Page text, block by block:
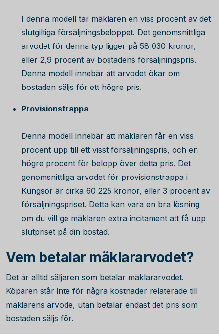
I denna modell tar mäklaren en viss procent av det
slutgiltiga försäljningsbeloppet. Det genomsnittliga
arvodet för denna typ ligger på 58 030 kronor,
eller 2,9 procent av bostadens försäljningspris.
Denna modell innebär att arvodet ökar om
bostaden säljs för ett högre pris.
Provisionstrappa
Denna modell innebär att mäklaren får en viss
procent upp till ett visst försäljningspris, och en
högre procent för belopp över detta pris. Det
genomsnittliga arvodet för provisionstrappa i
Kungsör är cirka 60 225 kronor, eller 3 procent av
försäljningspriset. Detta kan vara en bra lösning
om du vill ge mäklaren extra incitament att få upp
slutpriset på din bostad.
Vem betalar mäklararvodet?
Det är alltid säljaren som betalar mäklararvodet.
Köparen står inte för några kostnader relaterade till
mäklarens arvode, utan betalar endast det pris som
bostaden säljs för.